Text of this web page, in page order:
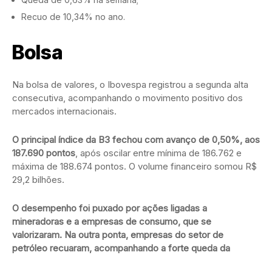
Recuo de 10,34% no ano.
Bolsa
Na bolsa de valores, o Ibovespa registrou a segunda alta
consecutiva, acompanhando o movimento positivo dos
mercados internacionais.
O principal índice da B3 fechou com avanço de 0,50%, aos
187.690 pontos, após oscilar entre mínima de 186.762 e
máxima de 188.674 pontos. O volume financeiro somou R$
29,2 bilhões.
O desempenho foi puxado por ações ligadas a
mineradoras e a empresas de consumo, que se
valorizaram. Na outra ponta, empresas do setor de
petróleo recuaram, acompanhando a forte queda da